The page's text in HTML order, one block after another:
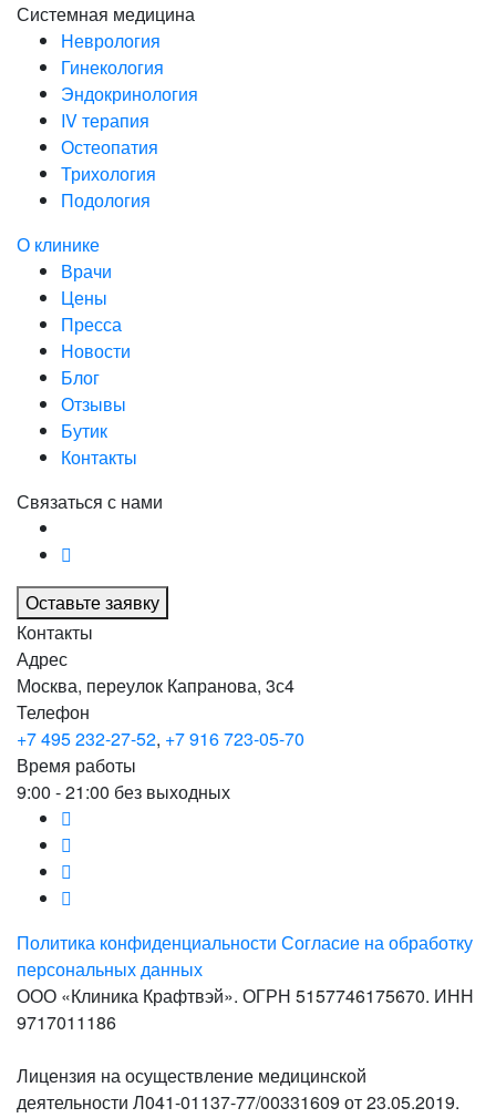
Системная медицина
Неврология
Гинекология
Эндокринология
IV терапия
Остеопатия
Трихология
Подология
О клинике
Врачи
Цены
Пресса
Новости
Блог
Отзывы
Бутик
Контакты
Связаться с нами
Оставьте заявку
Контакты
Адрес
Москва, переулок Капранова, 3с4
Телефон
+7 495 232-27-52, +7 916 723-05-70
Время работы
9:00 - 21:00 без выходных
Политика конфиденциальности Согласие на обработку
персональных данных
ООО «Клиника Крафтвэй». ОГРН 5157746175670. ИНН
9717011186
Лицензия на осуществление медицинской
деятельности Л041-01137-77/00331609 от 23.05.2019.